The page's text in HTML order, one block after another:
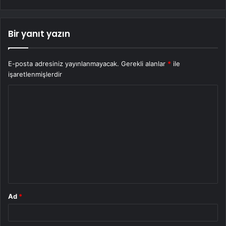
Bir yanıt yazın
E-posta adresiniz yayınlanmayacak. Gerekli alanlar * ile
işaretlenmişlerdir
Ad *